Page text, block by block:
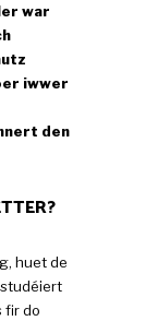
war
iwwer
den
huet de
fir do